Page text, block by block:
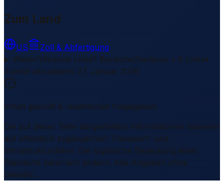
Zum Land
US
Zoll & Abfertigung
Weiterführende Links1 Bereiche/Sections • 8 Links▾
Zuletzt aktualisiert: 27. Januar 2026
Inhalt geprüft & redaktionell freigegeben
Die auf dieser Seite dargestellten Informationen basieren
auf öffentlich zugänglichen Transport- und
Infrastrukturdaten. Die logistische Bedeutung eines
Standorts kann sich ändern. Alle Angaben ohne
Gewähr.